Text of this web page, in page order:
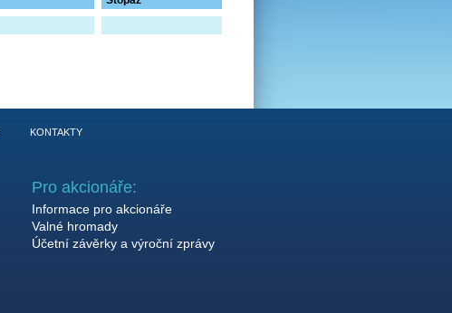
KONTAKTY
Pro akcionáře:
Informace pro akcionáře
Valné hromady
Účetní závěrky a výroční zprávy